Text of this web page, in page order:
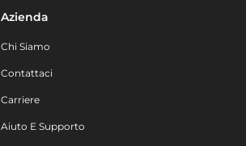
Azienda
Chi Siamo
Contattaci
Carriere
Aiuto E Supporto